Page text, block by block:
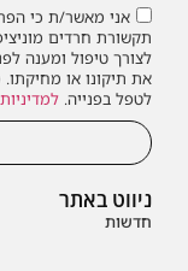
ניווט באתר
חדשות
אני מאשר/ת כי
תקשורת חרדים
לצורך טיפול ומענה
את תיקונו או
לטפל בפנייה.